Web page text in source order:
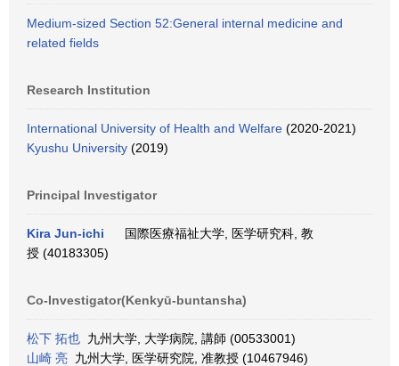
Medium-sized Section 52:General internal medicine and
related fields
Research Institution
International University of Health and Welfare (2020-2021)
Kyushu University (2019)
Principal Investigator
Kira Jun-ichi
国際医療福祉大学, 医学研究科, 教
授 (40183305)
Co-Investigator(Kenkyū-buntansha)
松下 拓也 九州大学, 大学病院, 講師 (00533001)
山崎 亮 九州大学, 医学研究院, 准教授 (10467946)